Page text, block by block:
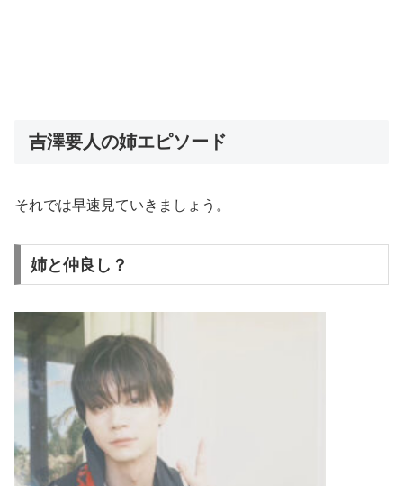
吉澤要人の姉エピソード
それでは早速見ていきましょう。
姉と仲良し？